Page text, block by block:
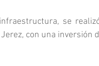
se
con una inversión